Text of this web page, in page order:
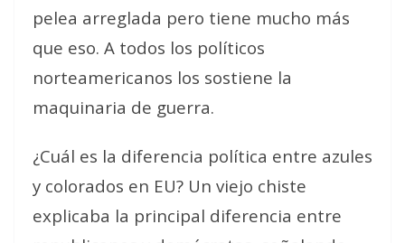
pelea arreglada pero tiene mucho más
que eso. A todos los políticos
norteamericanos los sostiene la
maquinaria de guerra.
¿Cuál es la diferencia política entre azules
y colorados en EU? Un viejo chiste
explicaba la principal diferencia entre